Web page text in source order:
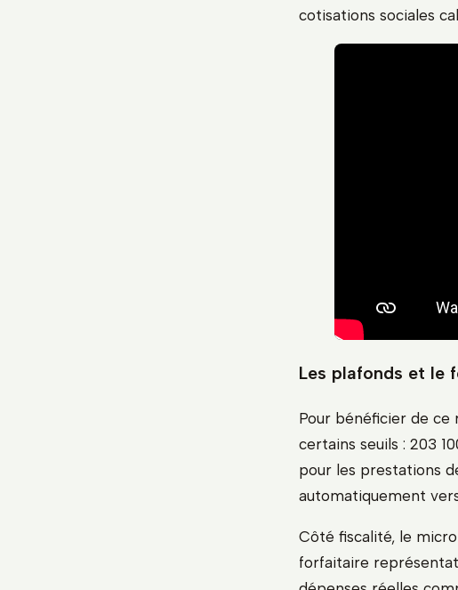
cotisations sociales
Les plafonds et le
Pour bénéficier de ce
certains seuils : 203
pour les prestations
automatiquement
Côté fiscalité, le
forfaitaire